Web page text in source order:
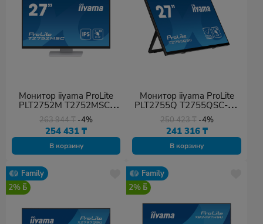
Монитор iiyama ProLite
PLT2752M T2752MSC-
W1 27"
263 944₸ -4%
254 431₸
В корзину
Монитор iiyama ProLite
PLT2755Q T2755QSC-B1
27"
250 423₸ -4%
241 316 ₸
В корзину
Family
2%
Family
2%